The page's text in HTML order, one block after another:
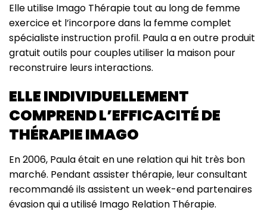
Elle utilise Imago Thérapie tout au long de femme
exercice et l’incorpore dans la femme complet
spécialiste instruction profil. Paula a en outre produit
gratuit outils pour couples utiliser la maison pour
reconstruire leurs interactions.
ELLE INDIVIDUELLEMENT
COMPREND L’EFFICACITÉ DE
THÉRAPIE IMAGO
En 2006, Paula était en une relation qui hit très bon
marché. Pendant assister thérapie, leur consultant
recommandé ils assistent un week-end partenaires
évasion qui a utilisé Imago Relation Thérapie.